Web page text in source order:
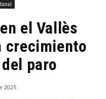
el Vallès
crecimiento
paro
2025